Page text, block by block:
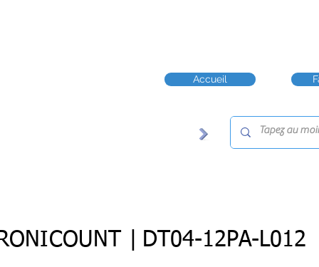
Accueil
| DT04-12PA-L012